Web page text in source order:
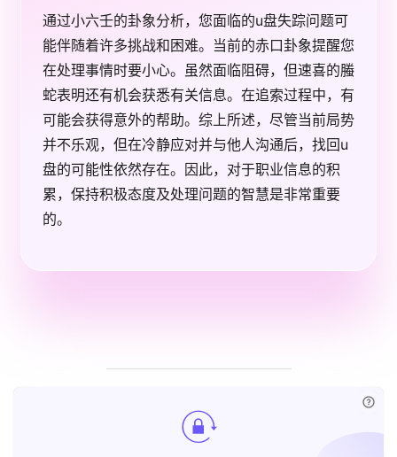
通过小六壬的卦象分析，您面临的u盘失踪问题可
能伴随着许多挑战和困难。当前的赤口卦象提醒您
在处理事情时要小心。虽然面临阻碍，但速喜的螣
蛇表明还有机会获悉有关信息。在追索过程中，有
可能会获得意外的帮助。综上所述，尽管当前局势
并不乐观，但在冷静应对并与他人沟通后，找回u
盘的可能性依然存在。因此，对于职业信息的积
累，保持积极态度及处理问题的智慧是非常重要
的。